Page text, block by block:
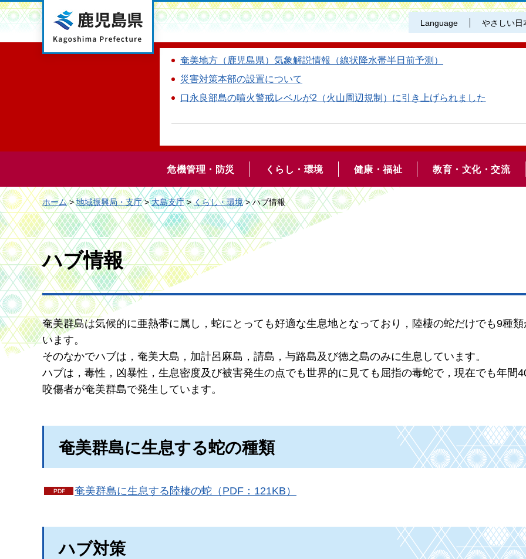
鹿児島県 Language やさしい日
奄美地方（鹿児島県）気象解説情報（線状降水帯半日前予測）
災害対策本部の設置について
口永良部島の噴火警戒レベルが2（火山周辺規制）に引き上げられました
危機管理・防災 くらし・環境 健康・福祉 教育・文化・交流
ホーム>地域振興局・支庁>大島支庁>くらし・環境> ハブ情報
ハブ情報
奄美群島は気候的に亜熱帯に属し，蛇にとっても好適な生息地となっており，陸棲の蛇だけでも9種類
います。
そのなかでハブは，奄美大島，加計呂麻島，請島，与路島及び徳之島のみに生息しています。
ハブは，毒性，凶暴性，生息密度及び被害発生の点でも世界的に見ても屈指の毒蛇で，現在でも年間
咬傷者が奄美群島で発生しています。
奄美群島に生息する蛇の種類
奄美群島に生息する陸棲の蛇（PDF：121KB）
ハブ対策